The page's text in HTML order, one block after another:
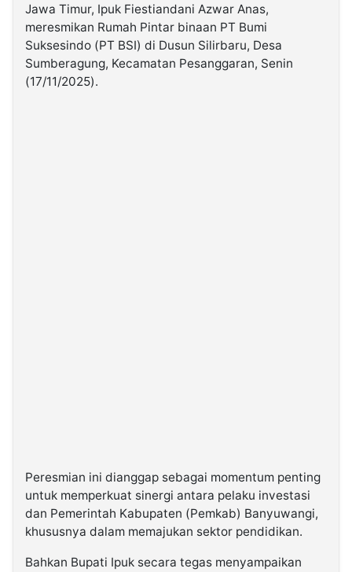
Kabarbaru.co
2026
Jawa Timur, Ipuk Fiestiandani Azwar Anas,
meresmikan Rumah Pintar binaan PT Bumi
Suksesindo (PT BSI) di Dusun Silirbaru, Desa
Sumberagung, Kecamatan Pesanggaran, Senin
(17/11/2025).
Peresmian ini dianggap sebagai momentum penting
untuk memperkuat sinergi antara pelaku investasi
dan Pemerintah Kabupaten (Pemkab) Banyuwangi,
khususnya dalam memajukan sektor pendidikan.
Bahkan Bupati Ipuk secara tegas menyampaikan